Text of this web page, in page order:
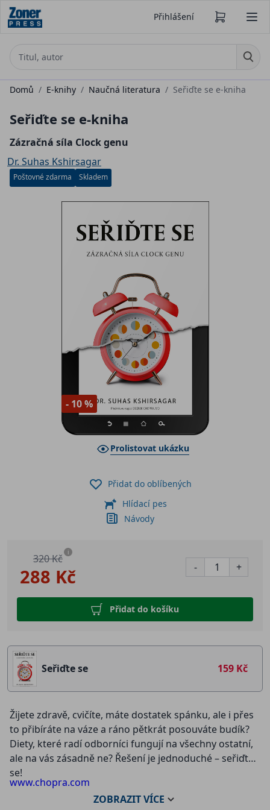
Přihlášení
Domů / E-knihy / Naučná literatura / Seřiďte se e-kniha
Seřiďte se e-kniha
Zázračná síla Clock genu
Dr. Suhas Kshirsagar
Poštovné zdarma Skladem
- 10 %
Prolistovat ukázku
288 Kč
320 Kč i
- +
Přidat do košíku
Přidat do oblíbených
Hlídací pes
Návody
Seřiďte se 159 Kč
Žijete zdravě, cvičíte, máte dostatek spánku, ale i přes
to přibíráte na váze a ráno pětkrát posouváte budík?
Diety, které radí odborníci fungují na všechny ostatní,
ale na vás zásadně ne? Řešení je jednoduché – seřiďte
se!
Seřiďte se (Change Your Schedule, Change Your
www.chopra.com
ZOBRAZITVÍCE